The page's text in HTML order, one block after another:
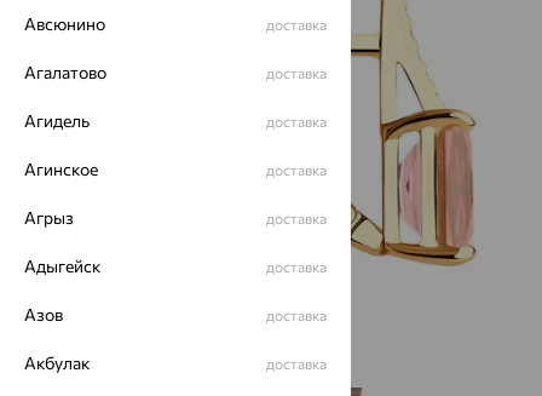
Авсюнино доставка
Агалатово доставка
Агидель доставка
Агинское доставка
Агрыз доставка
Адыгейск доставка
Азов доставка
Акбулак доставка